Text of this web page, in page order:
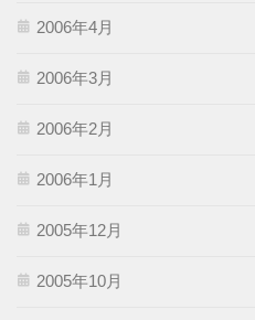
2006年4月
2006年3月
2006年2月
2006年1月
2005年12月
2005年10月